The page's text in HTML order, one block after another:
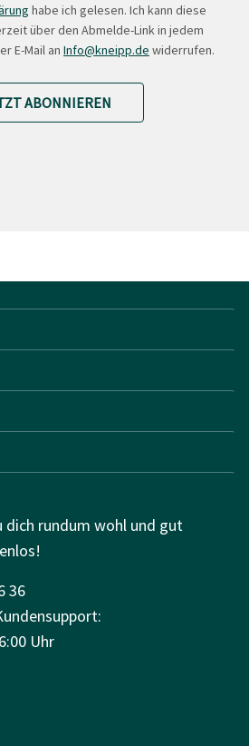
habe ich gelesen. Ich kann diese
über den Abmelde-Link in jedem
E-Mail an Info@kneipp.de widerrufen.
ABONNIEREN
dich rundum wohl und gut
36
Uhr